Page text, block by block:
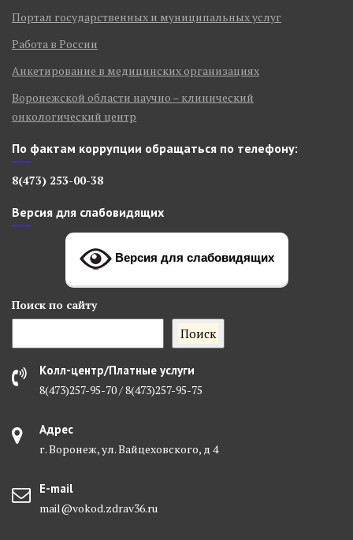
Портал государственных и муниципальных услуг
Работа в России
Анкетирование в медицинских организациях
Воронежской области научно – клинический
онкологический центр
По фактам коррупции обращаться по телефону:
8(473) 253-00-38
Версия для слабовидящих
Версия для слабовидящих
Поиск по сайту
Поиск
Колл-центр/Платные услуги
8(473)257-95-70 / 8(473)257-95-75
Адрес
г. Воронеж, ул. Вайцеховского, д 4
E-mail
mail@vokod.zdrav36.ru